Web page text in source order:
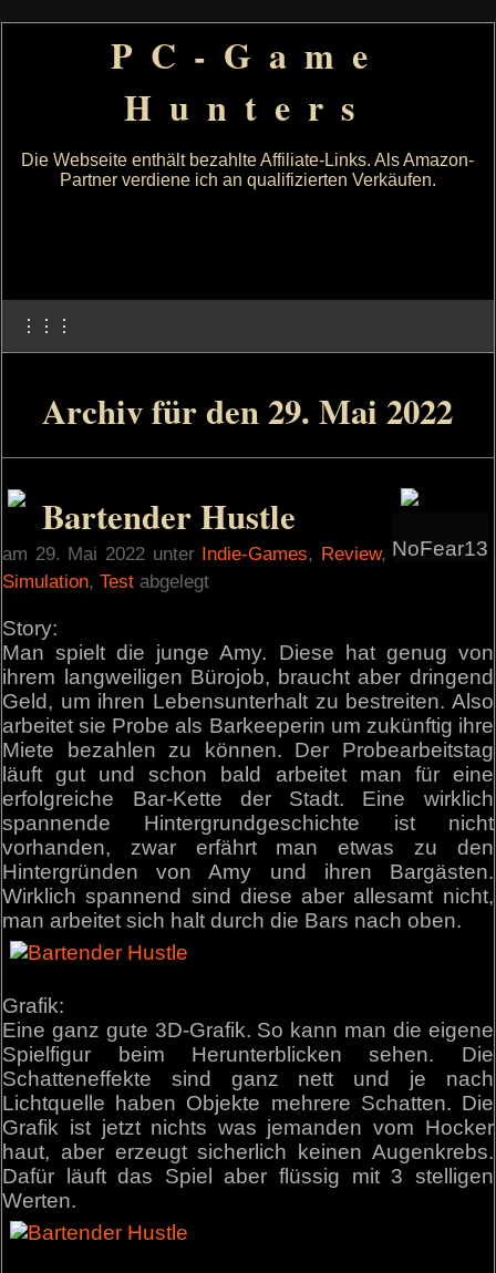
PC-Game
Hunters
Die Webseite enthält bezahlte Affiliate-Links. Als Amazon-
Partner verdiene ich an qualifizierten Verkäufen.
⋮⋮⋮
Archiv für den 29. Mai 2022
NoFear13
Bartender Hustle
am 29. Mai 2022 unter Indie-Games, Review,
Simulation,Test abgelegt
Story:
Man spielt die junge Amy. Diese hat genug von
ihrem langweiligen Bürojob, braucht aber dringend
Geld, um ihren Lebensunterhalt zu bestreiten. Also
arbeitet sie Probe als Barkeeperin um zukünftig ihre
Miete bezahlen zu können. Der Probearbeitstag
läuft gut und schon bald arbeitet man für eine
erfolgreiche Bar-Kette der Stadt. Eine wirklich
spannende Hintergrundgeschichte ist nicht
vorhanden, zwar erfährt man etwas zu den
Hintergründen von Amy und ihren Bargästen.
Wirklich spannend sind diese aber allesamt nicht,
man arbeitet sich halt durch die Bars nach oben.
Grafik:
Eine ganz gute 3D-Grafik. So kann man die eigene
Spielfigur beim Herunterblicken sehen. Die
Schatteneffekte sind ganz nett und je nach
Lichtquelle haben Objekte mehrere Schatten. Die
Grafik ist jetzt nichts was jemanden vom Hocker
haut, aber erzeugt sicherlich keinen Augenkrebs.
Dafür läuft das Spiel aber flüssig mit 3 stelligen
Werten.